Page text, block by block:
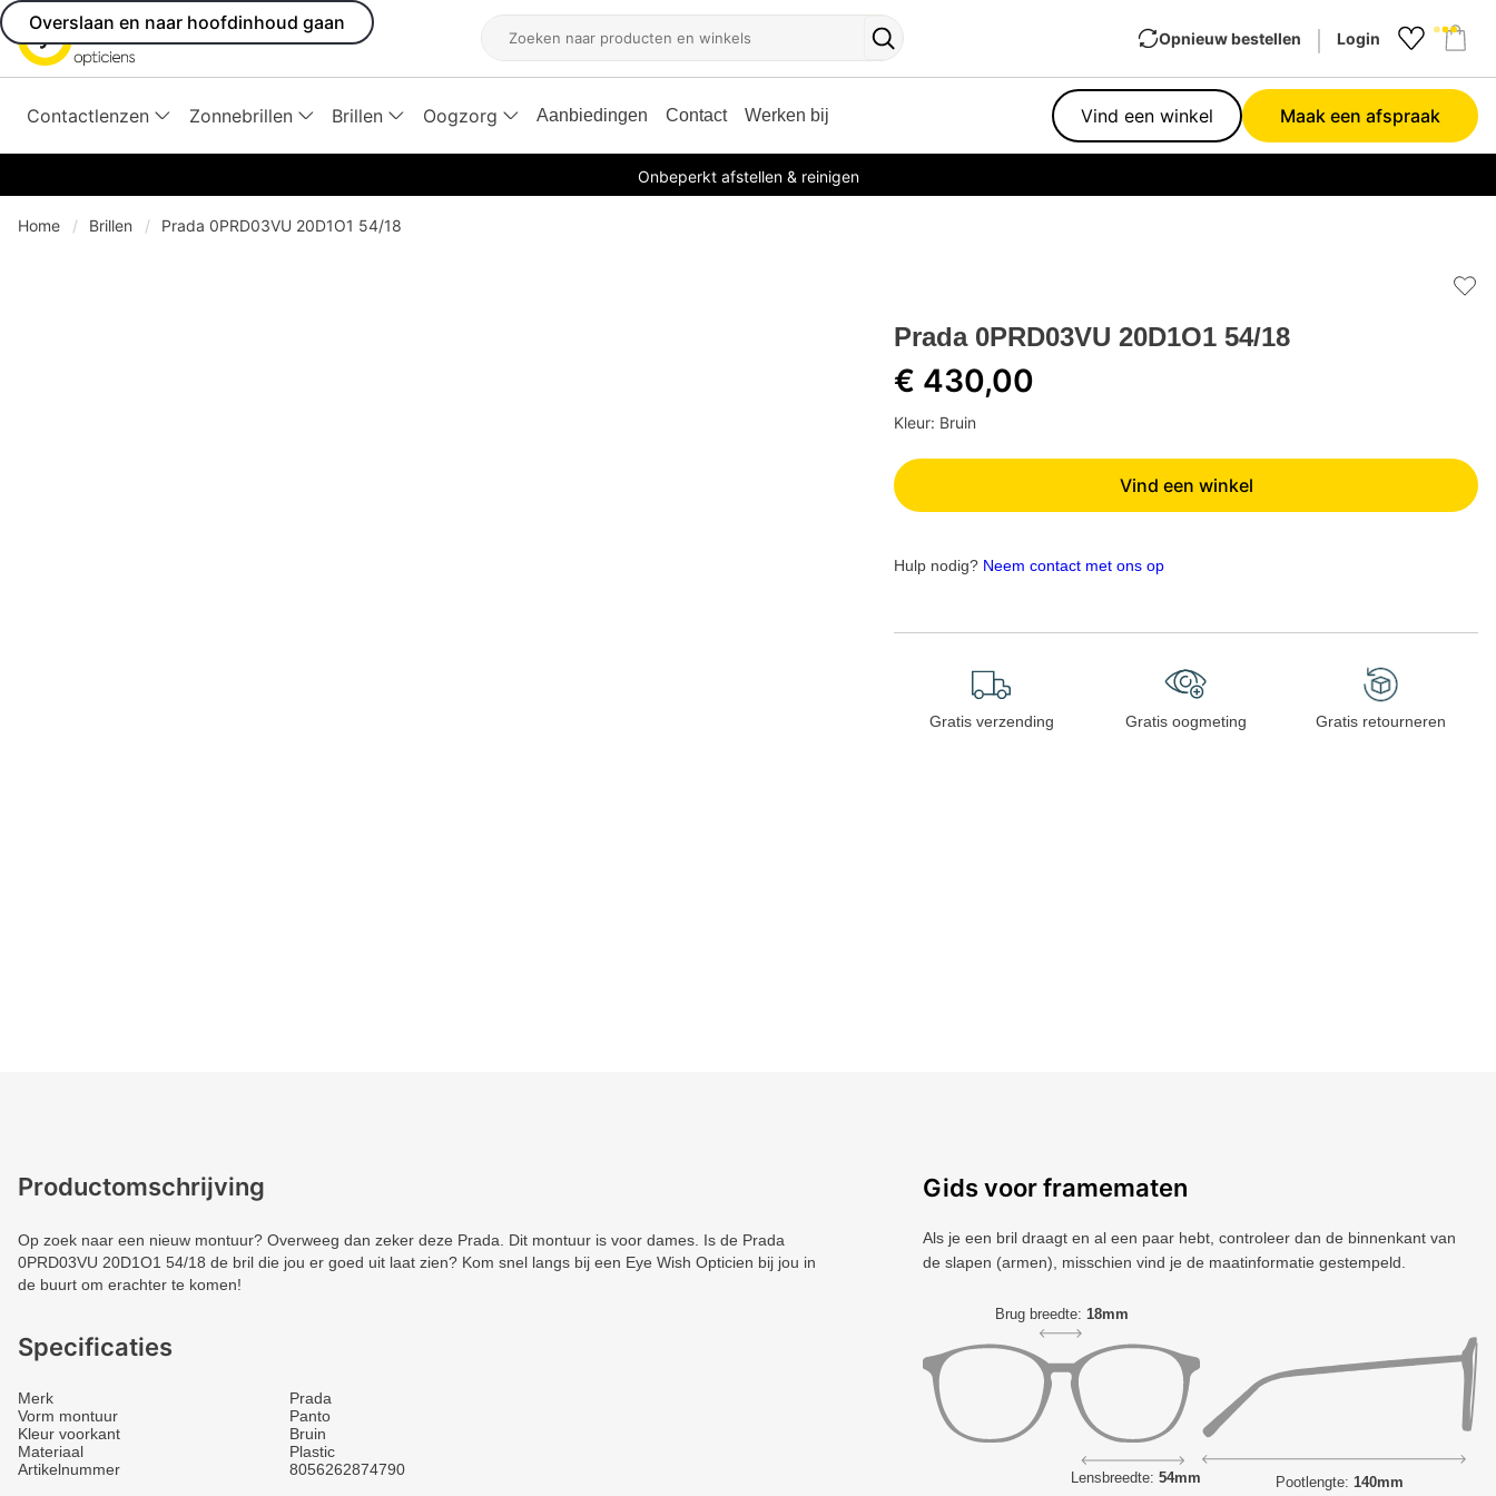
Overslaan en naar hoofdinhoud gaan
Zoeken
Zoekknop
Opnieuw bestellen Login
Contactlenzen Zonnebrillen Brillen Oogzorg Aanbiedingen Contact Werken bij Vind een winkel Maak een afspraak
Onbeperkt afstellen & reinigen
Home Brillen Prada 0PRD03VU 20D1O1 54/18
Prada 0PRD03VU 20D1O1 54/18
€ 430,00
Kleur: Bruin
Vind een winkel
Hulp nodig? Neem contact met ons op
Gratis verzending Gratis oogmeting Gratis retourneren
Productomschrijving
Op zoek naar een nieuw montuur? Overweeg dan zeker deze Prada. Dit montuur is voor dames. Is de Prada
0PRD03VU 20D1O1 54/18 de bril die jou er goed uit laat zien? Kom snel langs bij een Eye Wish Opticien bij jou in
de buurt om erachter te komen!
Specificaties
Merk
Prada
Vorm montuur
Panto
Kleur voorkant
Bruin
Materiaal
Plastic
Artikelnummer
8056262874790
Gids voor framematen
Als je een bril draagt ​​en al een paar hebt, controleer dan de binnenkant van
de slapen (armen), misschien vind je de maatinformatie gestempeld.
Brug breedte: 18mm
Lensbreedte: 54mm Pootlengte: 140mm